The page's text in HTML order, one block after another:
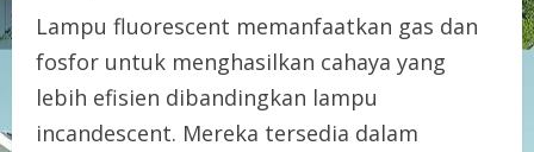
Lampu fluorescent memanfaatkan gas dan
fosfor untuk menghasilkan cahaya yang
lebih efisien dibandingkan lampu
incandescent. Mereka tersedia dalam